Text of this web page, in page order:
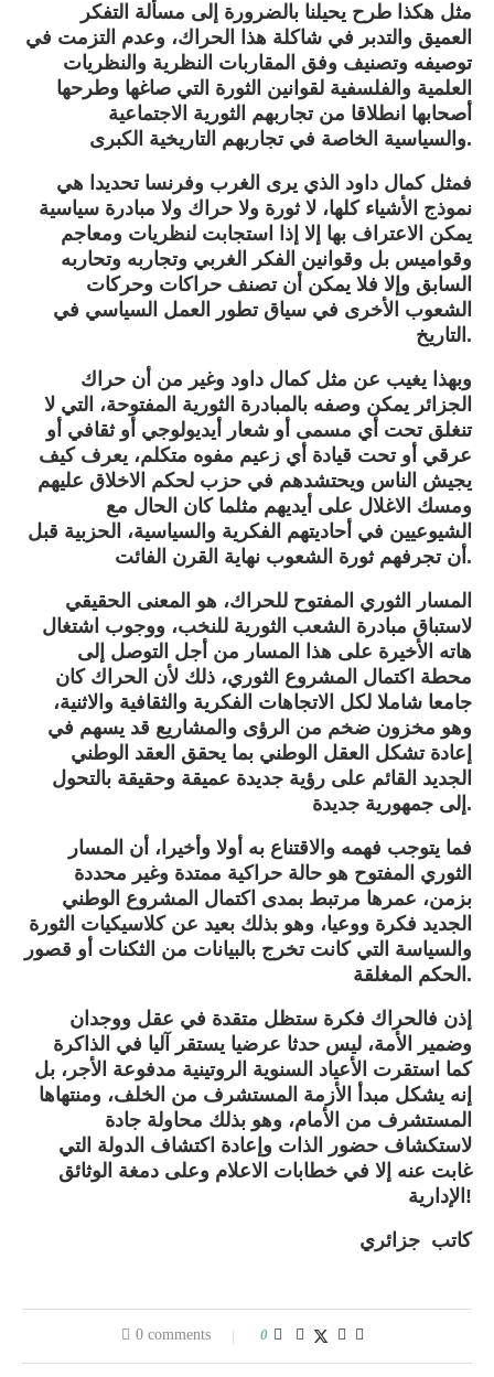
مثل هكذا طرح يحيلنا بالضرورة إلى مسألة التفكر
العميق والتدبر في شاكلة هذا الحراك، وعدم التزمت في
توصيفه وتصنيف وفق المقاربات النظرية والنظريات
العلمية والفلسفية لقوانين الثورة التي صاغها وطرحها
أصحابها انطلاقا من تجاربهم الثورية الاجتماعية
والسياسية الخاصة في تجاربهم التاريخية الكبرى.
فمثل كمال داود الذي يرى الغرب وفرنسا تحديدا هي
نموذج الأشياء كلها، لا ثورة ولا حراك ولا مبادرة سياسية
يمكن الاعتراف بها إلا إذا استجابت لنظريات ومعاجم
وقواميس بل وقوانين الفكر الغربي وتجاربه وتحاربه
السابق وإلا فلا يمكن أن تصنف حراكات وحركات
الشعوب الأخرى في سياق تطور العمل السياسي في
التاريخ.
وبهذا يغيب عن مثل كمال داود وغير من أن حراك
الجزائر يمكن وصفه بالمبادرة الثورية المفتوحة، التي لا
تنغلق تحت أي مسمى أو شعار أيديولوجي أو ثقافي أو
عرقي أو تحت قيادة أي زعيم مفوه متكلم، يعرف كيف
يجيش الناس ويحتشدهم في حزب لحكم الاخلاق عليهم
ومسك الاغلال على أيديهم مثلما كان الحال مع
الشيوعيين في أحاديتهم الفكرية والسياسية، الحزبية قبل
أن تجرفهم ثورة الشعوب نهاية القرن الفائت.
المسار الثوري المفتوح للحراك، هو المعنى الحقيقي
لاستباق مبادرة الشعب الثورية للنخب، ووجوب اشتغال
هاته الأخيرة على هذا المسار من أجل التوصل إلى
محطة اكتمال المشروع الثوري، ذلك لأن الحراك كان
جامعا شاملا لكل الاتجاهات الفكرية والثقافية والاثنية،
وهو مخزون ضخم من الرؤى والمشاريع قد يسهم في
إعادة تشكل العقل الوطني بما يحقق العقد الوطني
الجديد القائم على رؤية جديدة عميقة وحقيقة بالتحول
إلى جمهورية جديدة.
فما يتوجب فهمه والاقتناع به أولا وأخيرا، أن المسار
الثوري المفتوح هو حالة حراكية ممتدة وغير محددة
بزمن، عمرها مرتبط بمدى اكتمال المشروع الوطني
الجديد فكرة ووعيا، وهو بذلك بعيد عن كلاسيكيات الثورة
والسياسة التي كانت تخرج بالبيانات من الثكنات أو قصور
الحكم المغلقة.
إذن فالحراك فكرة ستظل متقدة في عقل ووجدان
وضمير الأمة، ليس حدثا عرضيا يستقر آليا في الذاكرة
كما استقرت الأعياد السنوية الروتينية مدفوعة الأجر، بل
إنه يشكل مبدأ الأزمة المستشرف من الخلف، ومنتهاها
المستشرف من الأمام، وهو بذلك محاولة جادة
لاستكشاف حضور الذات وإعادة اكتشاف الدولة التي
غابت عنه إلا في خطابات الاعلام وعلى دمغة الوثائق
الإدارية!
كاتب جزائري
0 comments 0